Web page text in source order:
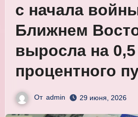
с начала
Ближнем
выросла на 0,5
процентного
От admin 29 июня, 2026